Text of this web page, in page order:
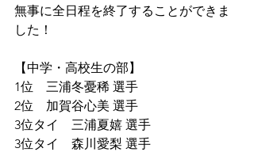
無事に全日程を終了することができま
した！
【中学・高校生の部】
1位　三浦冬憂稀 選手
2位　加賀谷心美 選手
3位タイ　三浦夏嬉 選手
3位タイ　森川愛梨 選手